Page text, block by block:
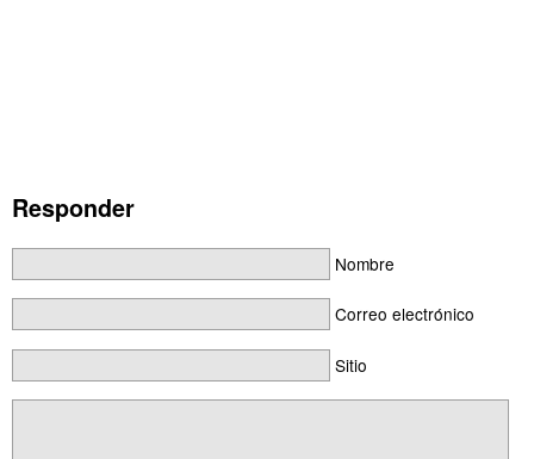
Responder
Nombre
Correo electrónico
Sitio